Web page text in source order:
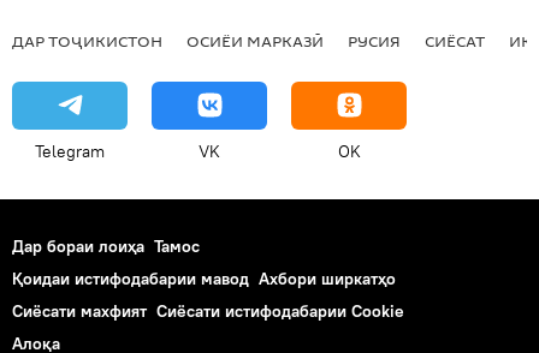
ДАР ТОҶИКИСТОН ОСИЁИ МАРКАЗӢ РУСИЯ СИЁСАТ
Telegram VK OK
Дар бораи лоиҳа Тамос
Қоидаи истифодабарии мавод Ахбори ширкатҳо
Сиёсати махфият Сиёсати истифодабарии Cookie
Алоқа